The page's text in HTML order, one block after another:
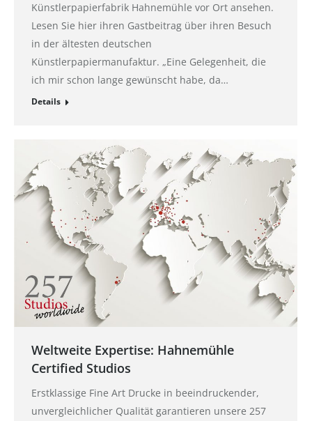
Künstlerpapierfabrik Hahnemühle vor Ort ansehen.
Lesen Sie hier ihren Gastbeitrag über ihren Besuch
in der ältesten deutschen
Künstlerpapiermanufaktur. „Eine Gelegenheit, die
ich mir schon lange gewünscht habe, da…
Details
Weltweite Expertise: Hahnemühle
Certified Studios
Erstklassige Fine Art Drucke in beeindruckender,
unvergleichlicher Qualität garantieren unsere 257